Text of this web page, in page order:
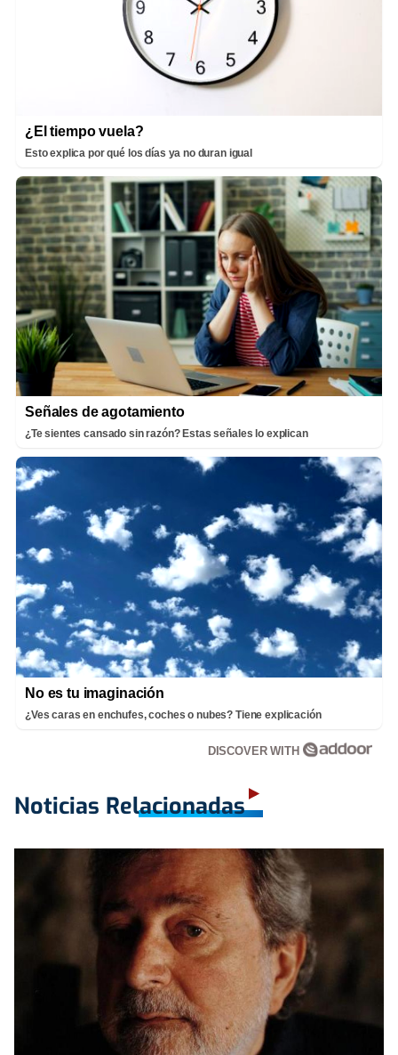
¿El tiempo vuela?
Esto explica por qué los días ya no duran igual
Señales de agotamiento
¿Te sientes cansado sin razón? Estas señales lo explican
No es tu imaginación
¿Ves caras en enchufes, coches o nubes? Tiene explicación
DISCOVER WITH
Noticias Relacionadas